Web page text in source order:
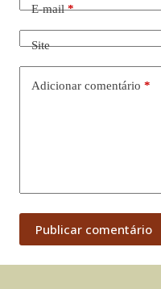
E-mail*
Site
Adicionar comentário *
Publicar comentário